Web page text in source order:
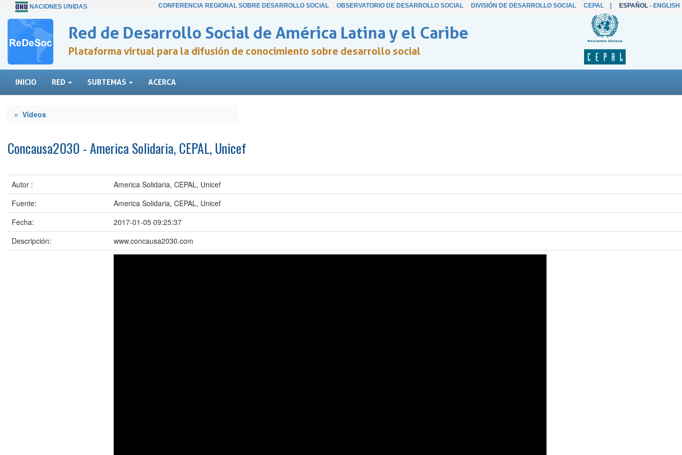
NACIONES UNIDAS CONFERENCIA REGIONAL SOBRE DESARROLLO SOCIAL OBSERVATORIO DE DESARROLLO SOCIAL DIVISIÓN DE DESARROLLO SOCIAL CEPAL| ESPAÑOL- ENGLISH
Red de Desarrollo Social de América Latina y el Caribe
Plataforma virtual para la difusión de conocimiento sobre desarrollo social
INICIO RED SUBTEMAS ACERCA
« Videos
Concausa2030 - America Solidaria, CEPAL, Unicef
Autor :
America Solidaria, CEPAL, Unicef
Fuente:
America Solidaria, CEPAL, Unicef
Fecha:
2017-01-05 09:25:37
Descripción:
www.concausa2030.com